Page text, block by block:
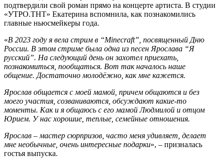
подтвердили свой роман прямо на концерте артиста. В студии
«УТРО.ТНТ» Екатерина вспомнила, как познакомились
главные ньюсмейкеры года.
«В 2023 году я вела стрим в “Minecraft”, посвященный Дню
России. В этом стриме была одна из песен Ярослава “Я
русский”. На следующий день он захотел приехать,
познакомиться, пообщаться. Вот так началось наше
общение. Достаточно молодёжно, как мне кажется.
Ярослав общается с моей мамой, причем общаются и без
моего участия, созваниваются, обсуждают какие-то
моменты. Как и я общаюсь с его мамой Людмилой и отцом
Юрием. У нас хорошие, теплые, семейные отношения.
Ярослав – мастер сюрпризов, часто меня удивляет, делает
мне необычные, очень интересные подарки», – призналась
гостья выпуска.